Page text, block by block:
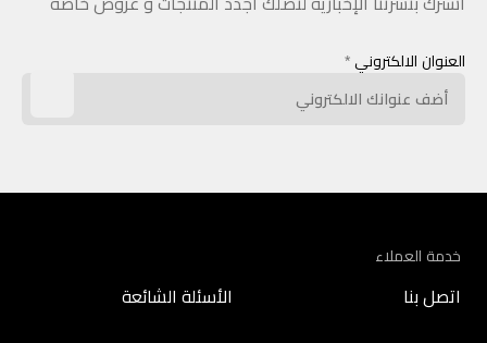
اشترك بنشرتنا الإخبارية لتصلك أجدد المنتجات و عروض خاصة
العنوان الالكتروني *
خدمة العملاء
اتصل بنا الأسئلة الشائعة